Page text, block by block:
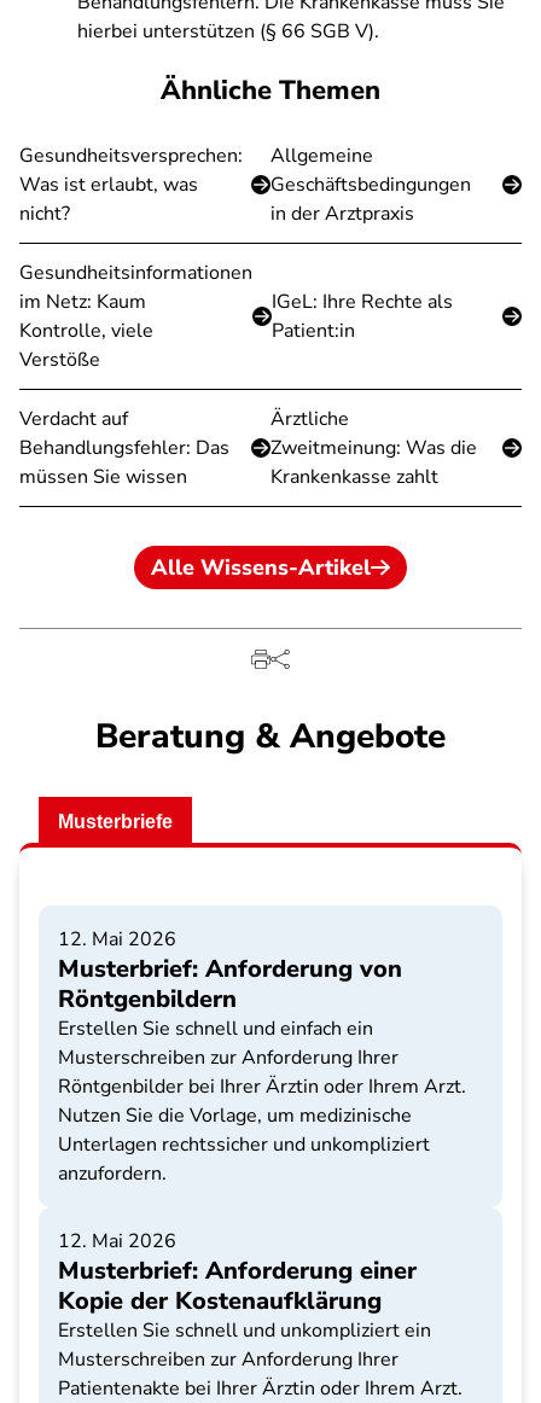
hierbei unterstützen (§ 66 SGB V).
Ähnliche Themen
Gesundheitsversprechen:
Was ist erlaubt, was
nicht?
Allgemeine
Geschäftsbedingungen
in der Arztpraxis
Gesundheitsinformationen
im Netz: Kaum
Kontrolle, viele
Verstöße
IGeL: Ihre Rechte als
Patient:in
Verdacht auf
Behandlungsfehler: Das
müssen Sie wissen
Ärztliche
Zweitmeinung: Was die
Krankenkasse zahlt
Alle Wissens-Artikel
Beratung & Angebote
Musterbriefe
12. Mai 2026
Musterbrief: Anforderung von
Röntgenbildern
Erstellen Sie schnell und einfach ein
Musterschreiben zur Anforderung Ihrer
Röntgenbilder bei Ihrer Ärztin oder Ihrem Arzt.
Nutzen Sie die Vorlage, um medizinische
Unterlagen rechtssicher und unkompliziert
anzufordern.
12. Mai 2026
Musterbrief: Anforderung einer
Kopie der Kostenaufklärung
Erstellen Sie schnell und unkompliziert ein
Musterschreiben zur Anforderung Ihrer
Patientenakte bei Ihrer Ärztin oder Ihrem Arzt.